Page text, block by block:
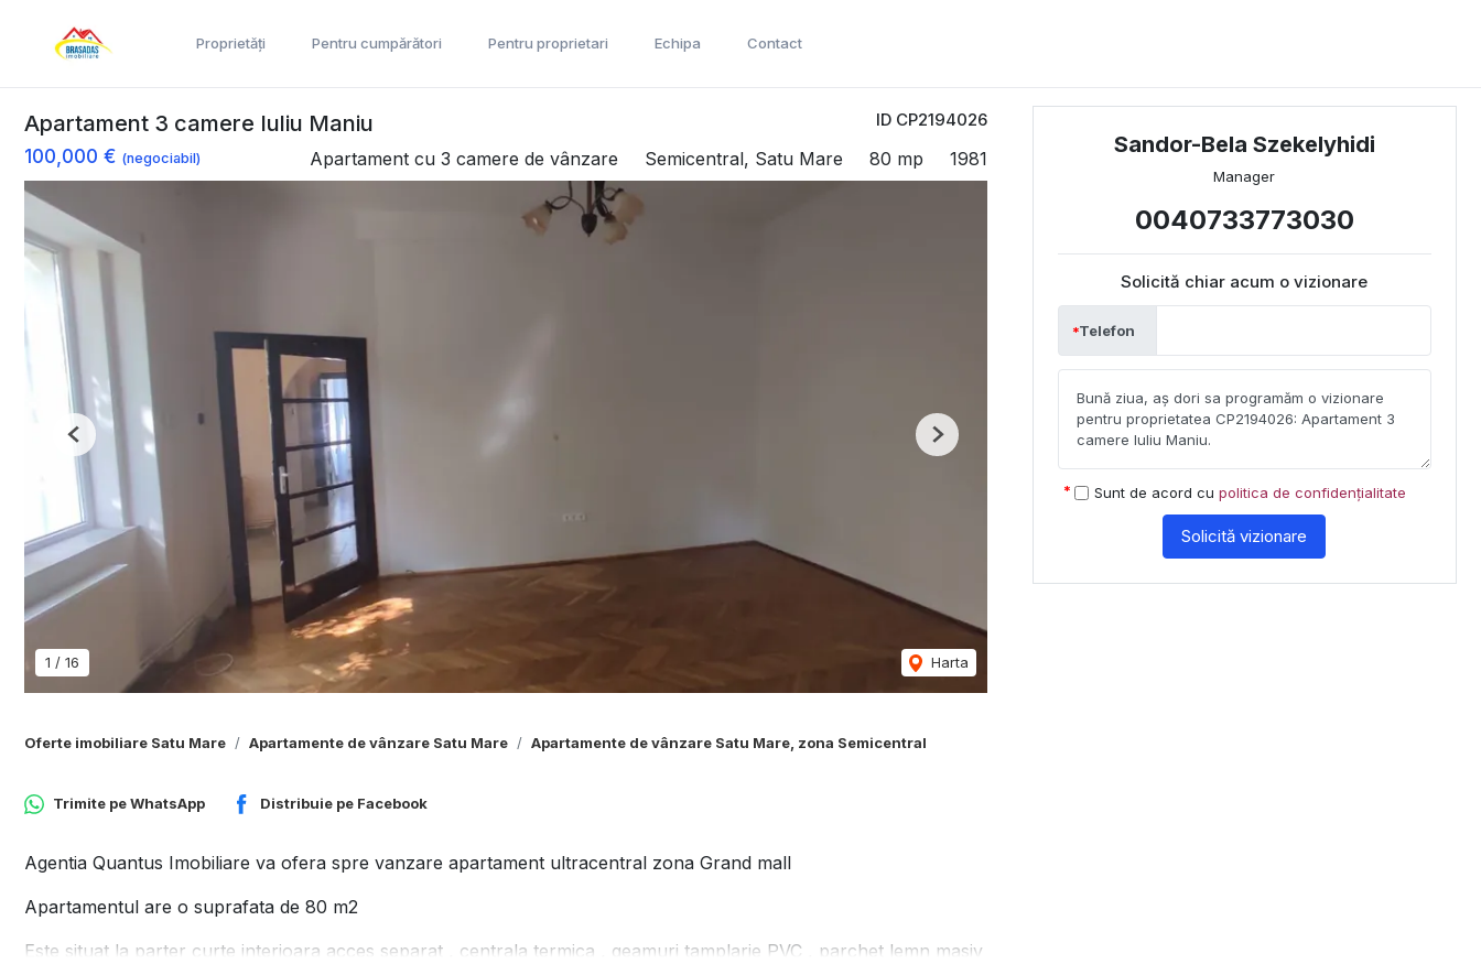
Proprietăți Pentru cumpărători Pentru proprietari Echipa Contact
ID CP2194026
Apartament 3 camere Iuliu Maniu
100,000 € (negociabil) Apartament cu 3 camere de vânzare Semicentral, Satu Mare 80 mp 1981
1 / 16 Harta
Previous Next
Oferte imobiliare Satu Mare Apartamente de vânzare Satu Mare Apartamente de vânzare Satu Mare, zona Semicentral
Trimite peWhatsApp Distribuie pe Facebook
Agentia Quantus Imobiliare va ofera spre vanzare apartament ultracentral zona Grand mall
Apartamentul are o suprafata de 80 m2
Este situat la parter curte interioara acces separat , centrala termica , geamuri tamplarie PVC , parchet lemn masiv
Sandor-Bela Szekelyhidi
Manager
0040733773030
Solicită chiar acum o vizionare
Telefon
Sunt de acord cu politica de confidențialitate
Solicită vizionare